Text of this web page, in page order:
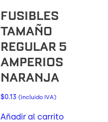
FUSIBLES
TAMAÑO
REGULAR 5
AMPERIOS
NARANJA
$0.13 (incluido IVA)
Añadir al carrito